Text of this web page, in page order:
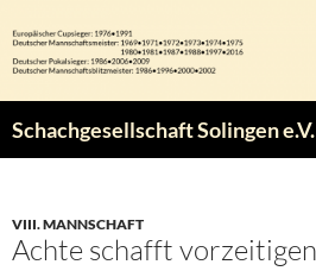
Inhalt
springen
Schachgesellschaft Solingen e.V.
VIII. MANNSCHAFT
Achte schafft